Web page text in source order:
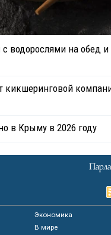
водорослями на обед и
кикшеринговой
в Крыму в 2026 году
Экономика
В мире